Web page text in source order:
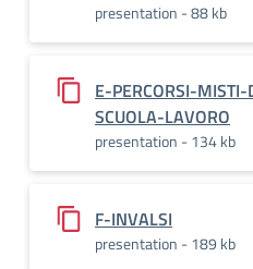
presentation - 88 kb
E-PERCORSI-
SCUOLA-LAVORO
presentation - 134 kb
F-INVALSI
presentation - 189 kb